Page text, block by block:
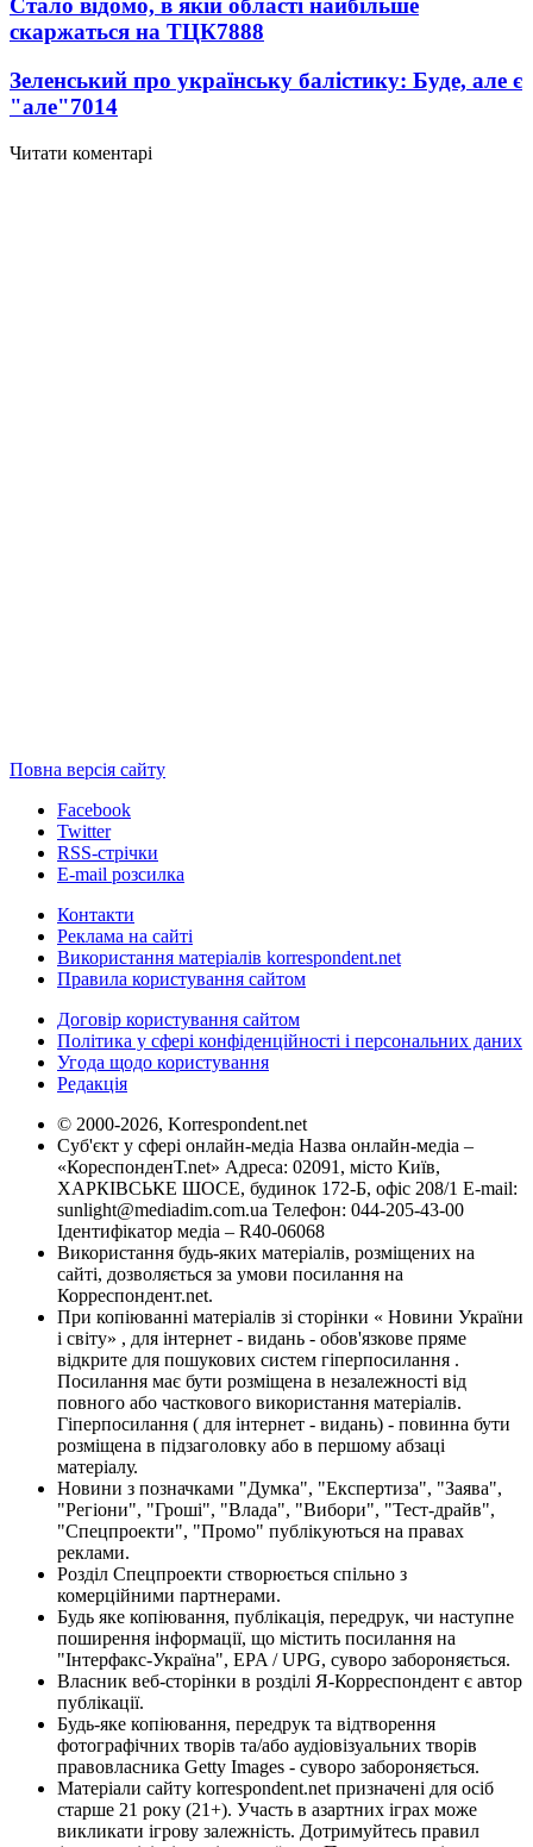
Стало відомо, в якій області найбільше
скаржаться на ТЦК7888
Зеленський про українську балістику: Буде, але є
"але"7014
Читати коментарі
Повна версія сайту
Facebook
Twitter
RSS-стрічки
E-mail розсилка
Контакти
Реклама на сайті
Використання матеріалів korrespondent.net
Правила користування сайтом
Договір користування сайтом
Політика у сфері конфіденційності і персональних даних
Угода щодо користування
Редакція
© 2000-2026, Korrespondent.net
Суб'єкт у сфері онлайн-медіа Назва онлайн-медіа –
«КореспонденТ.net» Адреса: 02091, місто Київ,
ХАРКІВСЬКЕ ШОСЕ, будинок 172-Б, офіс 208/1 E-mail:
sunlight@mediadim.com.ua Телефон: 044-205-43-00
Ідентифікатор медіа – R40-06068
Використання будь-яких матеріалів, розміщених на
сайті, дозволяється за умови посилання на
Корреспондент.net.
При копіюванні матеріалів зі сторінки « Новини України
і світу» , для інтернет - видань - обов'язкове пряме
відкрите для пошукових систем гіперпосилання .
Посилання має бути розміщена в незалежності від
повного або часткового використання матеріалів.
Гіперпосилання ( для інтернет - видань) - повинна бути
розміщена в підзаголовку або в першому абзаці
матеріалу.
Новини з позначками "Думка", "Експертиза", "Заява",
"Регіони", "Гроші", "Влада", "Вибори", "Тест-драйв",
"Спецпроекти", "Промо" публікуються на правах
реклами.
Розділ Спецпроекти створюється спільно з
комерційними партнерами.
Будь яке копіювання, публікація, передрук, чи наступне
поширення інформації, що містить посилання на
"Інтерфакс-Україна", EPA / UPG, суворо забороняється.
Власник веб-сторінки в розділі Я-Корреспондент є автор
публікації.
Будь-яке копіювання, передрук та відтворення
фотографічних творів та/або аудіовізуальних творів
правовласника Getty Images - суворо забороняється.
Матеріали сайту korrespondent.net призначені для осіб
старше 21 року (21+). Участь в азартних іграх може
викликати ігрову залежність. Дотримуйтесь правил